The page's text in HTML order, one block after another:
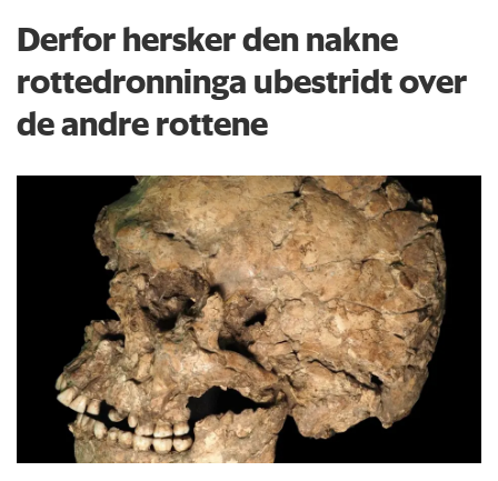
Derfor hersker den nakne
rottedronninga ubestridt over
de andre rottene